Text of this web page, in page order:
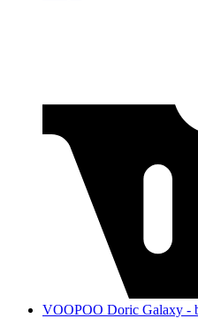
VOOPOO Doric Galaxy -